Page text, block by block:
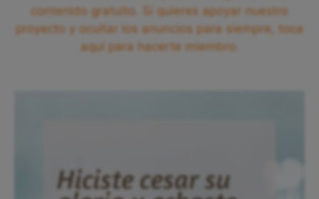
contenido gratuito. Si quieres apoyar nuestro
proyecto y ocultar los anuncios para siempre, toca
aquí para hacerte miembro.